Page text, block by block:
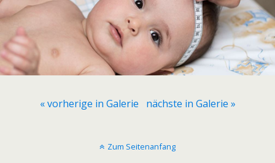
« vorherige in Galerie nächste in Galerie »
Zum Seitenanfang